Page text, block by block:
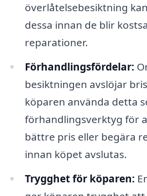
överlåtelsebesiktning
dessa innan de blir
reparationer.
Förhandlingsfördelar:
besiktningen avslöjar
köparen använda detta
förhandlingsverktyg för
bättre pris eller begära
innan köpet avslutas.
Trygghet för köparen: